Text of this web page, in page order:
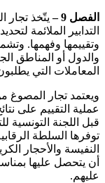
الفصل 9 –
يتّخذ تجار
التدابير الملائمة
وتقييمها وفهمها.
والدول أو المناطق
المعاملات التي
ويعتمد تجار المصوغ
عملية التقييم على
قبل اللجنة التونسية
توفرها السلطة
النفيسة والأحجار
أن يتحصل عليها
عليهم.